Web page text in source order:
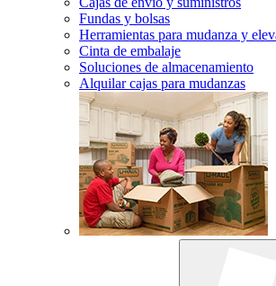
Fundas y bolsas
Herramientas para mudanza y
Cinta de embalaje
Soluciones de almacenamiento
Alquilar cajas para mudanzas